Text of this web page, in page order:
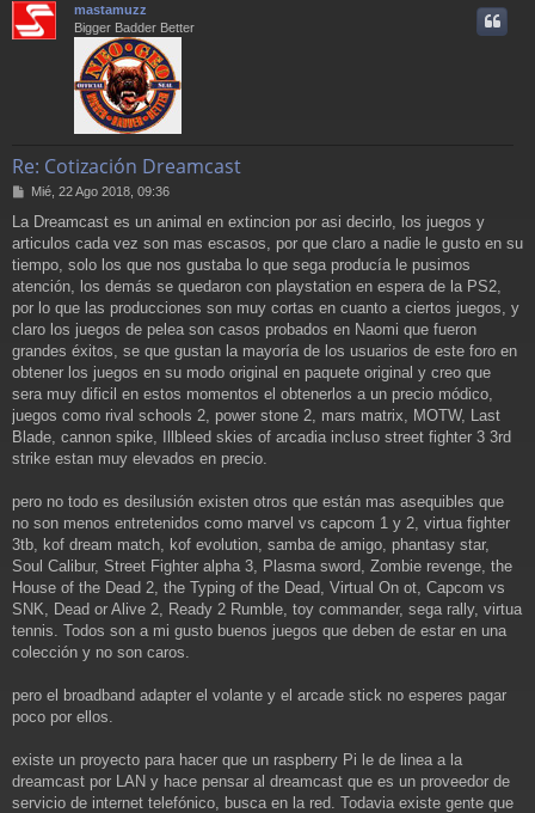
mastamuzz
Bigger Badder Better
Re: Cotización Dreamcast
M
n
s
a
Mié, 22 Ago 2018, 09:36
La Dreamcast es un animal en extincion por asi decirlo, los juegos y
articulos cada vez son mas escasos, por que claro a nadie le gusto en su
tiempo, solo los que nos gustaba lo que sega producía le pusimos
atención, los demás se quedaron con playstation en espera de la PS2,
por lo que las producciones son muy cortas en cuanto a ciertos juegos, y
claro los juegos de pelea son casos probados en Naomi que fueron
grandes éxitos, se que gustan la mayoría de los usuarios de este foro en
obtener los juegos en su modo original en paquete original y creo que
sera muy dificil en estos momentos el obtenerlos a un precio módico,
juegos como rival schools 2, power stone 2, mars matrix, MOTW, Last
Blade, cannon spike, Illbleed skies of arcadia incluso street fighter 3 3rd
strike estan muy elevados en precio.
pero no todo es desilusión existen otros que están mas asequibles que
no son menos entretenidos como marvel vs capcom 1 y 2, virtua fighter
3tb, kof dream match, kof evolution, samba de amigo, phantasy star,
Soul Calibur, Street Fighter alpha 3, Plasma sword, Zombie revenge, the
House of the Dead 2, the Typing of the Dead, Virtual On ot, Capcom vs
SNK, Dead or Alive 2, Ready 2 Rumble, toy commander, sega rally, virtua
tennis. Todos son a mi gusto buenos juegos que deben de estar en una
colección y no son caros.
pero el broadband adapter el volante y el arcade stick no esperes pagar
poco por ellos.
existe un proyecto para hacer que un raspberry Pi le de linea a la
dreamcast por LAN y hace pensar al dreamcast que es un proveedor de
servicio de internet telefónico, busca en la red. Todavia existe gente que